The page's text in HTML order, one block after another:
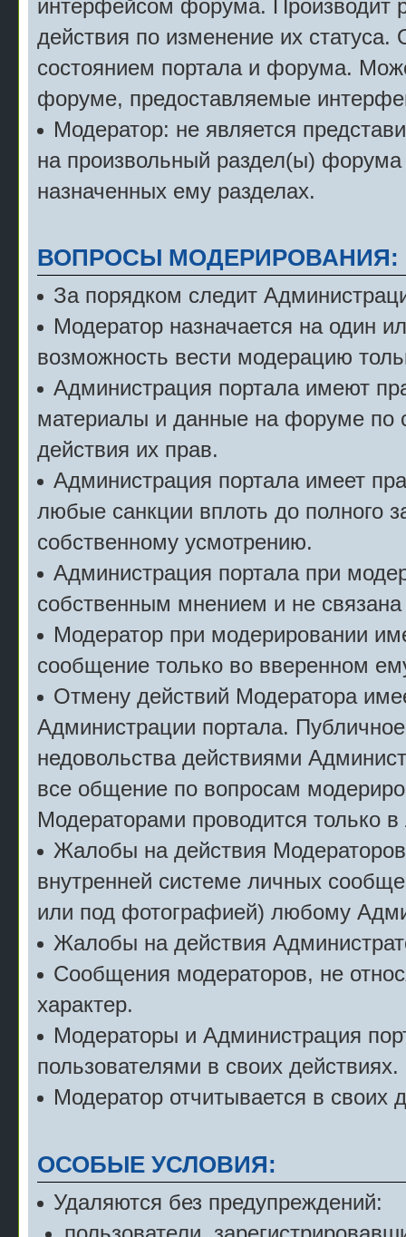
интерфейсом форума. Производит
действия по изменение их
состоянием портала и форума.
форуме, предоставляемые
Модератор: не является
на произвольный раздел(ы) форума
назначенных ему разделах.
ВОПРОСЫ МОДЕРИРОВАНИЯ:
За порядком следит
Модератор назначается на один
возможность вести модерацию
Администрация портала имеют
материалы и данные на форуме по
действия их прав.
Администрация портала имеет
любые санкции вплоть до полного
собственному усмотрению.
Администрация портала при
собственным мнением и не
Модератор при модерировании
сообщение только во вверенном
Отмену действий Модератора
Администрации портала.
недовольства действиями
все общение по вопросам
Модераторами проводится только
Жалобы на действия
внутренней системе личных
или под фотографией) любому
Жалобы на действия
Сообщения модераторов, не
характер.
Модераторы и Администрация
пользователями в своих действиях.
Модератор отчитывается в своих
ОСОБЫЕ УСЛОВИЯ:
Удаляются без предупреждений: